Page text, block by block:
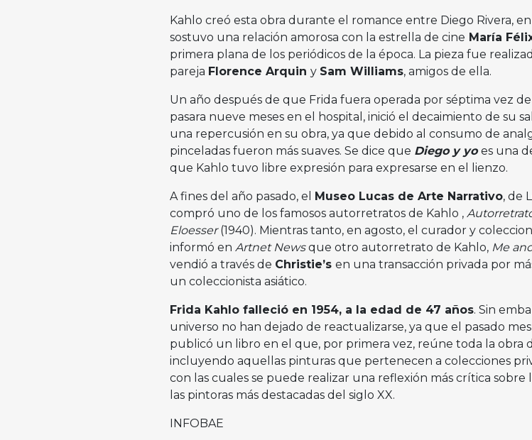
Kahlo creó esta obra durante el romance entre Diego Rivera,
sostuvo una relación amorosa con la estrella de cine María
primera plana de los periódicos de la época. La pieza fue
pareja Florence Arquin y Sam Williams, amigos de ella.
Un año después de que Frida fuera operada por séptima vez
pasara nueve meses en el hospital, inició el decaimiento de su
una repercusión en su obra, ya que debido al consumo de
pinceladas fueron más suaves. Se dice que Diego y yoes una
que Kahlo tuvo libre expresión para expresarse en el lienzo.
A fines del año pasado, el Museo Lucas de Arte Narrativo, de
compró uno de los famosos autorretratos de Kahlo ,
Eloesser(1940). Mientras tanto, en agosto, el curador y
informó en Artnet Newsque otro autorretrato de Kahlo, Me
vendió a través de Christie’s en una transacción privada por
un coleccionista asiático.
Frida Kahlo falleció en 1954, a la edad de 47 años. Sin
universo no han dejado de reactualizarse, ya que el pasado
publicó un libro en el que, por primera vez, reúne toda la obra
incluyendo aquellas pinturas que pertenecen a colecciones
con las cuales se puede realizar una reflexión más crítica sobre
las pintoras más destacadas del siglo XX.
INFOBAE